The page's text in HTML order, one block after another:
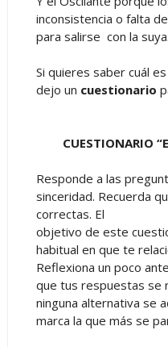
inconsistencia o falta
para salirse con la suya.
Si quieres saber cuál
dejo un cuestionario
CUESTIONARIO
Responde a las
sinceridad. Recuerda
correctas. El
objetivo de este
habitual en que te
Reflexiona un poco
que tus respuestas se
ninguna alternativa se
marca la que más se